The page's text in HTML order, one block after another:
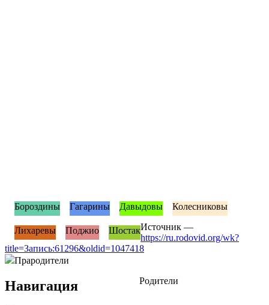
Прародители
Родители
Бороздины Гагарины Давыдовы Колесниковы
Лихаревы Поджио ШостакИсточник —
https://ru.rodovid.org/wk?
title=Запись:61296&oldid=1047418
Навигация